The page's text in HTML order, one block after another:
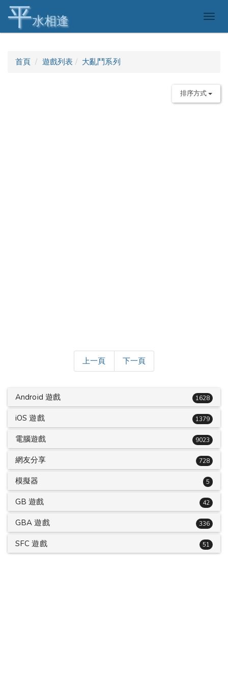
平水相逢
首頁 遊戲列表 大亂鬥系列
排序方式
上一頁 下一頁
Android 遊戲 1628
iOS 遊戲 1379
電腦遊戲 9023
網友分享 728
模擬器 5
GB 遊戲 42
GBA 遊戲 336
SFC 遊戲 51